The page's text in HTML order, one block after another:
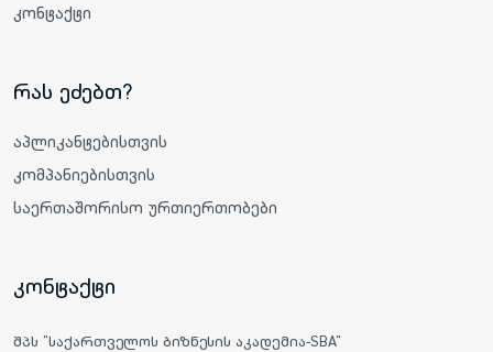
კონტაქტი
რას ეძებთ?
აპლიკანტებისთვის
კომპანიებისთვის
საერთაშორისო ურთიერთობები
კონტაქტი
შპს "საქართველოს ბიზნესის აკადემია-SBA"